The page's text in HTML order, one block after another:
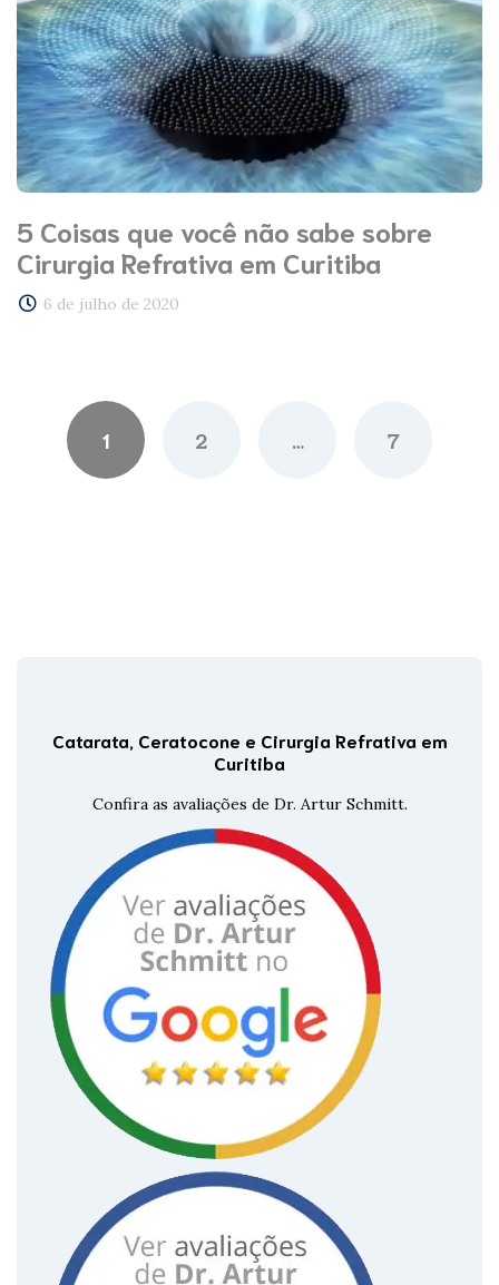
5 Coisas que você não sabe sobre
Cirurgia Refrativa em Curitiba
6 de julho de 2020
Posts
navigation
1 2 … 7
Catarata, Ceratocone e Cirurgia Refrativa em
Curitiba
Confira as avaliações de Dr. Artur Schmitt.